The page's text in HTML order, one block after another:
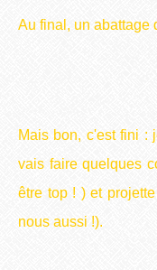
Au final, un abattage
Mais bon, c'est fini :
vais faire quelques
être top ! ) et
nous aussi !).